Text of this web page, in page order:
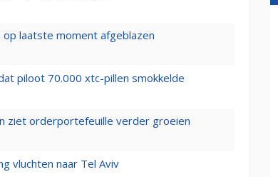
op laatste moment afgeblazen
piloot 70.000 xtc-pillen smokkelde
ziet orderportefeuille verder groeien
vluchten naar Tel Aviv